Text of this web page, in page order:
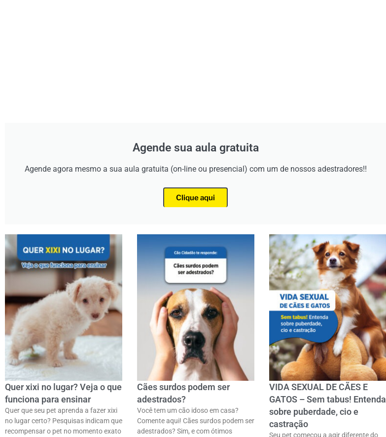
Agende sua aula gratuita
Agende agora mesmo a sua aula gratuita (on-line ou presencial) com um de nossos adestradores!!
Clique aqui
Quer xixi no lugar? Veja o que
funciona para ensinar
Quer que seu pet aprenda a fazer xixi
no lugar certo? Pesquisas indicam que
recompensar o pet no momento exato
Cães surdos podem ser
adestrados?
Você tem um cão idoso em casa?
Comente aqui! Cães surdos podem ser
adestrados? Sim, e com ótimos
VIDA SEXUAL DE CÃES E
GATOS – Sem tabus! Entenda
sobre puberdade, cio e
castração
Seu pet começou a agir diferente do